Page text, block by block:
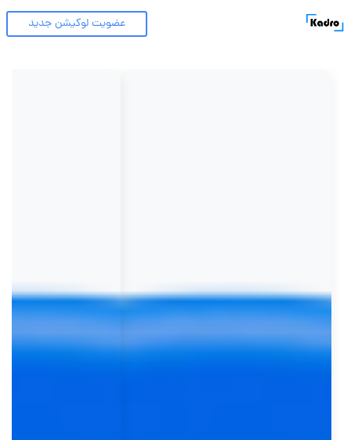
عضویت لوکیشن جدید